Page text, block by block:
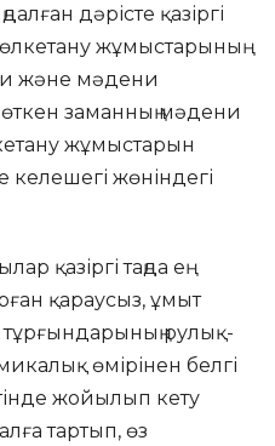
дәрісте қазіргі
жұмыстарының
және мәдени
өткен заманның мәдени
жұмыстарын
келешегі жөніндегі
қазіргі таңда ең
қараусыз, ұмыт
рулық-
өмірінен белгі
жойылып кету
тартып, өз